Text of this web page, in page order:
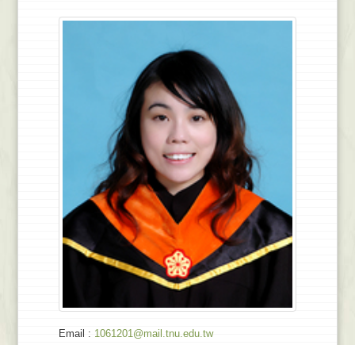
Email : 1061201@mail.tnu.edu.tw